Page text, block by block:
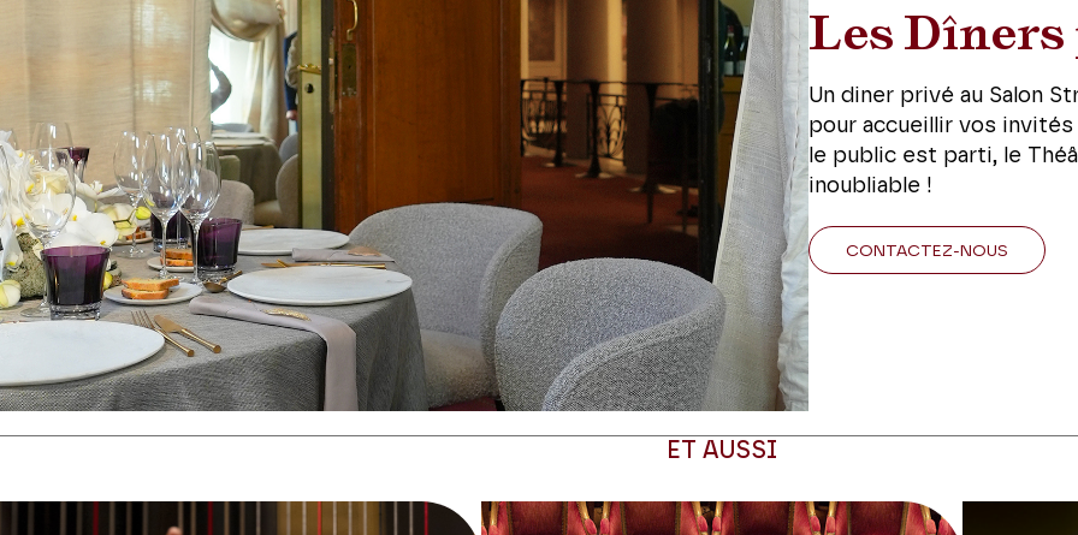
Les Dîners
Un diner privé au Salon
pour accueillir vos invités
le public est parti, le
inoubliable !
CONTACTEZ-NOUS
ET AUSSI